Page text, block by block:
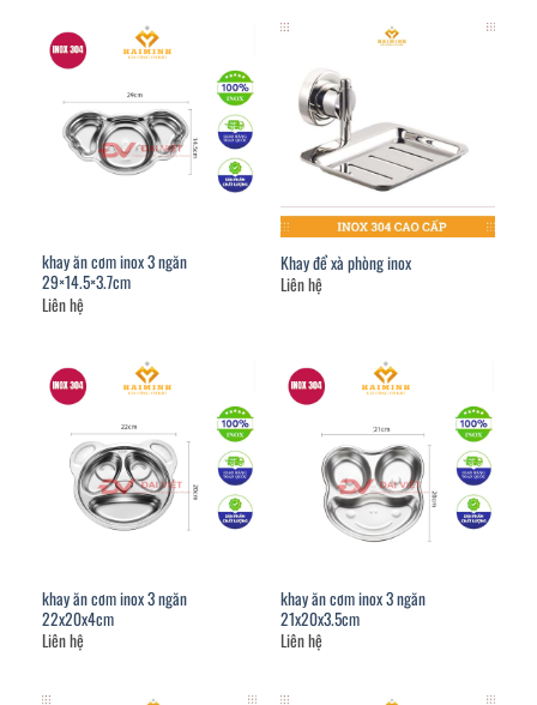
khay ăn cơm inox 3 ngăn
29×14.5×3.7cm
Liên hệ
Khay để xà phòng inox
Liên hệ
khay ăn cơm inox 3 ngăn
22x20x4cm
Liên hệ
khay ăn cơm inox 3 ngăn
21x20x3.5cm
Liên hệ